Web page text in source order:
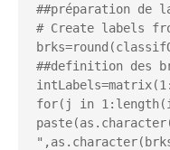
##préparation de
# Create labels
##definition des
for(j in